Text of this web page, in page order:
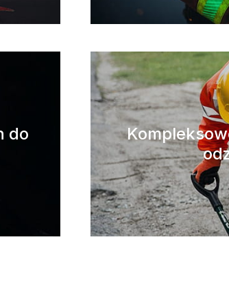
do